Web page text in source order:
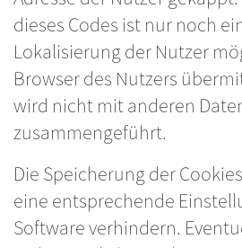
dieses Codes ist nur noch
Lokalisierung der Nutzer
Browser des Nutzers
wird nicht mit anderen
zusammengeführt.
Die Speicherung der
eine entsprechende
Software verhindern.